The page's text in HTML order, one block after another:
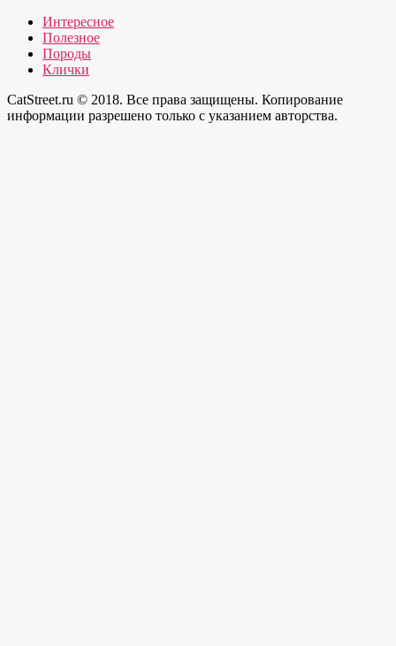
Интересное
Полезное
Породы
Клички
CatStreet.ru © 2018. Все права защищены. Копирование
информации разрешено только с указанием авторства.